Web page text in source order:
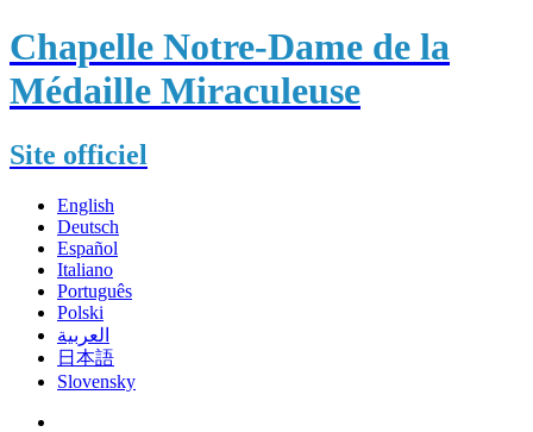
Chapelle Notre-Dame de la
Médaille Miraculeuse
Site officiel
English
Deutsch
Español
Italiano
Português
Polski
العربية
日本語
Slovensky